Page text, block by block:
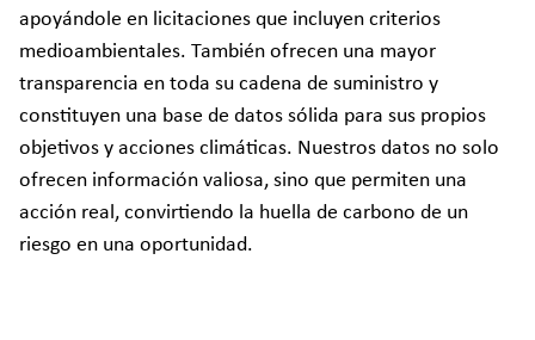
apoyándole en licitaciones que incluyen criterios
medioambientales. También ofrecen una mayor
transparencia en toda su cadena de suministro y
constituyen una base de datos sólida para sus propios
objetivos y acciones climáticas. Nuestros datos no solo
ofrecen información valiosa, sino que permiten una
acción real, convirtiendo la huella de carbono de un
riesgo en una oportunidad.